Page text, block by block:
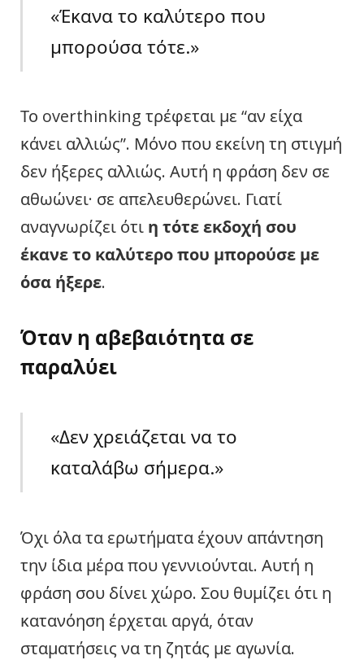
«Έκανα το καλύτερο που
μπορούσα τότε.»
Το overthinking τρέφεται με “αν είχα
κάνει αλλιώς”. Μόνο που εκείνη τη στιγμή
δεν ήξερες αλλιώς. Αυτή η φράση δεν σε
αθωώνει· σε απελευθερώνει. Γιατί
αναγνωρίζει ότι η τότε εκδοχή σου
έκανε το καλύτερο που μπορούσε με
όσα ήξερε.
Όταν η αβεβαιότητα σε
παραλύει
«Δεν χρειάζεται να το
καταλάβω σήμερα.»
Όχι όλα τα ερωτήματα έχουν απάντηση
την ίδια μέρα που γεννιούνται. Αυτή η
φράση σου δίνει χώρο. Σου θυμίζει ότι η
κατανόηση έρχεται αργά, όταν
σταματήσεις να τη ζητάς με αγωνία.